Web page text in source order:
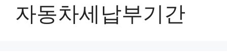
자동차세납부기간